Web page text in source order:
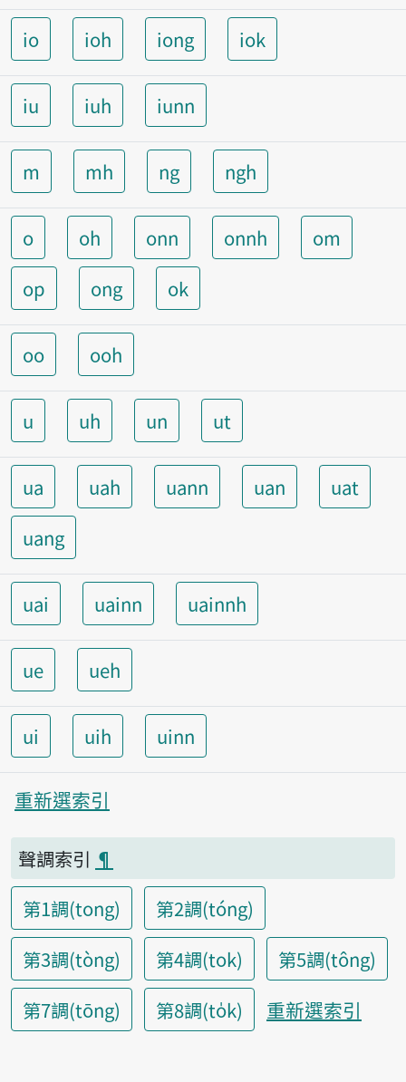
io ioh iong iok
iu iuh iunn
m mh ng ngh
o oh onn onnh
om
op
ong ok
oo ooh
u uh un ut
ua uah uann uan
uat
uang
uai uainn uainnh
ue ueh
ui uih uinn
重新選索引
聲調索引 ¶
第1調(tong)
第2調(tóng)
第3調(tòng)
第4調(tok)
第5調(tông)
第7調(tōng)
第8調(to̍k) 重新選索引